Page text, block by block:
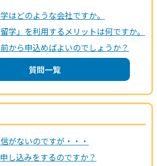
はどのような会社ですか。
留学」を利用するメリットは何ですか。
から申込めばよいのでしょうか？
質問一覧
がないのですが・・・
し込みをするのですか？